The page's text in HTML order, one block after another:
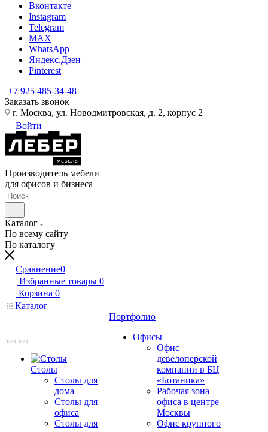
Вконтакте
Instagram
Telegram
MAX
WhatsApp
Яндекс.Дзен
Pinterest
+7 925 485-34-48
Заказать звонок
г. Москва, ул. Новодмитровская, д. 2, корпус 2
Войти
Производитель мебели
для офисов и бизнеса
Каталог
По всему сайту
По каталогу
Сравнение0
Избранные товары 0
Корзина 0
Каталог
Столы
Столы для
дома
Столы для
офиса
Столы для
Портфолио
Офисы
Офис
девелоперской
компании в БЦ
«Ботаника»
Рабочая зона
офиса в центре
Москвы
Офис крупного